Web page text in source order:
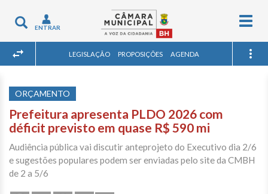
Toggle
navigation
ENTRAR
LEGISLAÇÃO PROPOSIÇÕES AGENDA
ORÇAMENTO
Prefeitura apresenta PLDO 2026 com
déficit previsto em quase R$ 590 mi
Audiência pública vai discutir anteprojeto do Executivo dia 2/6
e sugestões populares podem ser enviadas pelo site da CMBH
de 2 a 5/6